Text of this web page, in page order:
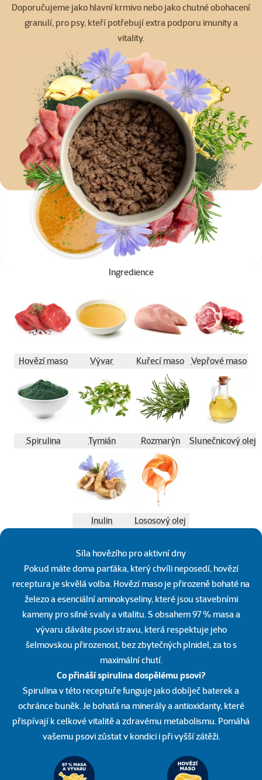
Doporučujeme jako hlavní krmivo nebo jako chutné obohacení
granulí, pro psy, kteří potřebují extra podporu imunity a
vitality.
Ingredience
Hovězí maso Vývar Kuřecí maso Vepřové maso
Spirulina Tymián Rozmarýn Slunečnicový olej
Inulin Lososový olej
Síla hovězího pro aktivní dny
Pokud máte doma parťáka, který chvíli neposedí, hovězí
receptura je skvělá volba. Hovězí maso je přirozeně bohaté na
železo a esenciální aminokyseliny, které jsou stavebními
kameny pro silné svaly a vitalitu. S obsahem 97 % masa a
vývaru dáváte psovi stravu, která respektuje jeho
šelmovskou přirozenost, bez zbytečných plnidel, za to s
maximální chutí.
Co přináší spirulina dospělému psovi?
Spirulina v této receptuře funguje jako dobíječ baterek a
ochránce buněk. Je bohatá na minerály a antioxidanty, které
přispívají k celkové vitalitě a zdravému metabolismu. Pomáhá
vašemu psovi zůstat v kondici i při vyšší zátěži.